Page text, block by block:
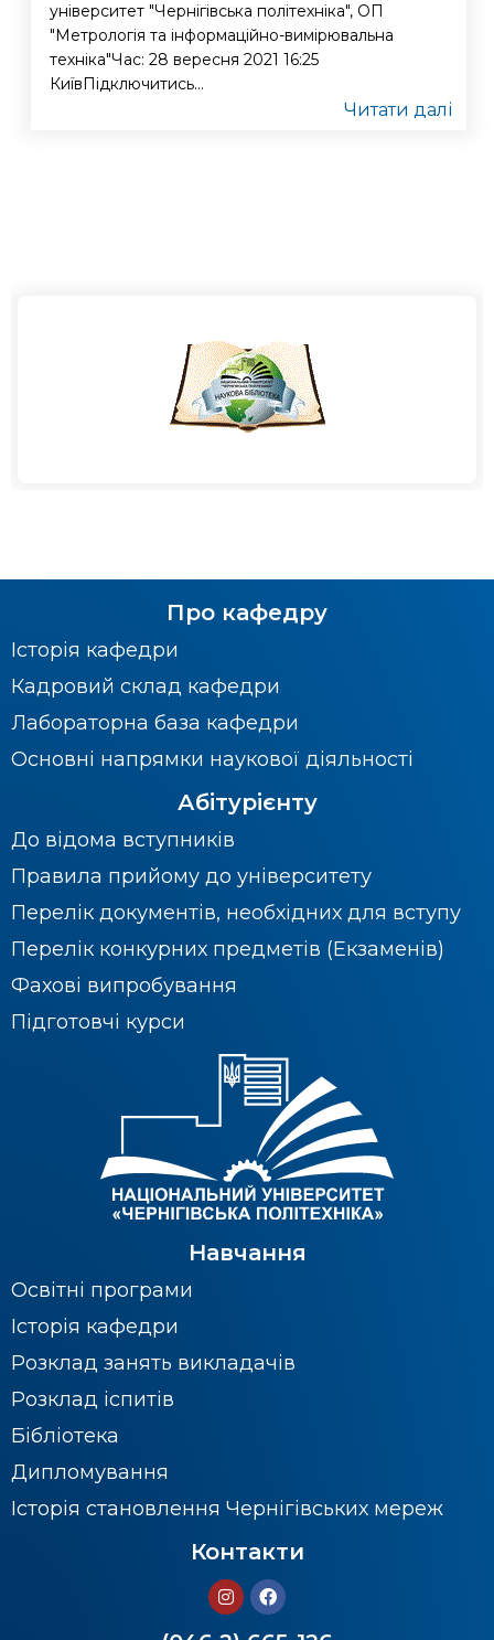
університет "Чернігівська політехніка", ОП
"Метрологія та інформаційно-вимірювальна
техніка"Час: 28 вересня 2021 16:25
КиївПідключитись...
Читати далі
Про кафедру
Історія кафедри
Кадровий склад кафедри
Лабораторна база кафедри
Основні напрямки наукової діяльності
Абітурієнту
До відома вступників
Правила прийому до університету
Перелік документів, необхідних для вступу
Перелік конкурних предметів (Екзаменів)
Фахові випробування
Підготовчі курси
Навчання
Освітні програми
Історія кафедри
Розклад занять викладачів
Розклад іспитів
Бібліотека
Дипломування
Історія становлення Чернігівських мереж
Контакти